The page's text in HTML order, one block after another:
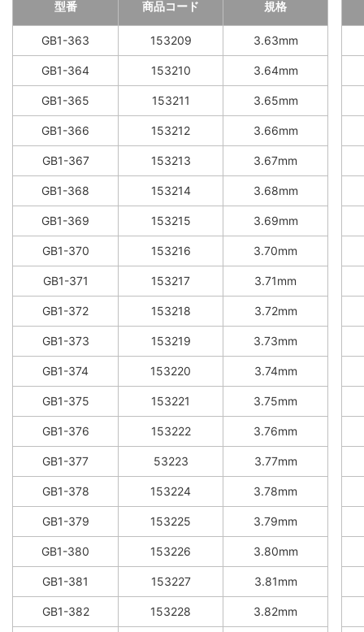
型番 商品コード 規格
GB1-363 153209 3.63mm
GB1-364 153210 3.64mm
GB1-365 153211 3.65mm
GB1-366 153212 3.66mm
GB1-367 153213 3.67mm
GB1-368 153214 3.68mm
GB1-369 153215 3.69mm
GB1-370 153216 3.70mm
GB1-371 153217 3.71mm
GB1-372 153218 3.72mm
GB1-373 153219 3.73mm
GB1-374 153220 3.74mm
GB1-375 153221 3.75mm
GB1-376 153222 3.76mm
GB1-377 53223 3.77mm
GB1-378 153224 3.78mm
GB1-379 153225 3.79mm
GB1-380 153226 3.80mm
GB1-381 153227 3.81mm
GB1-382 153228 3.82mm